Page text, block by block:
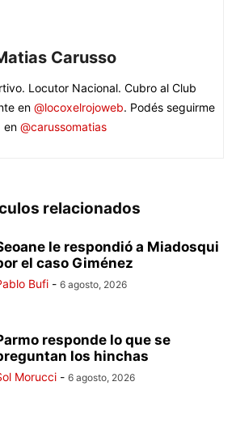
Carusso
Locutor Nacional. Cubro al Club
en @locoxelrojoweb. Podés seguirme
en @carussomatias
relacionados
le respondió a Miadosqui
el caso Giménez
Bufi - 6 agosto, 2026
responde lo que se
los hinchas
Morucci - 6 agosto, 2026